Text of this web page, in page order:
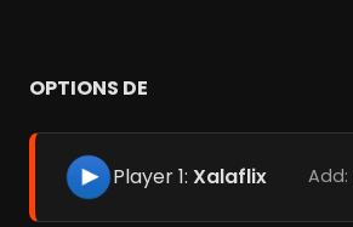
OPTIONS DE
Player 1: Xalaflix Add: